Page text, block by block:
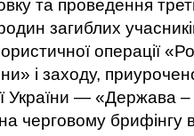
та проведення
загиблих
операції
і заходу,
України — «Держава
черговому брифінгу